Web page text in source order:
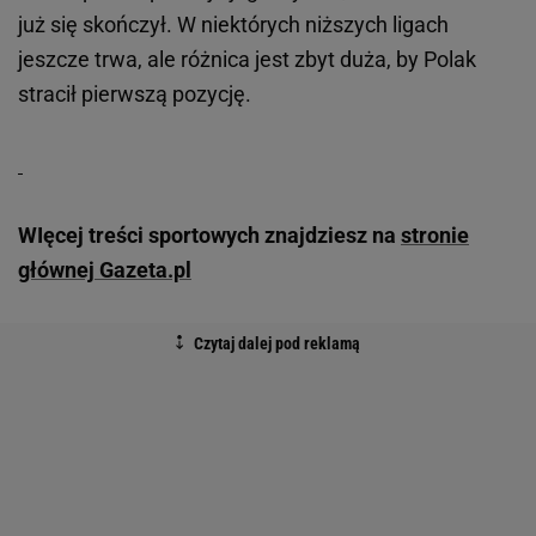
już się skończył. W niektórych niższych ligach
jeszcze trwa, ale różnica jest zbyt duża, by Polak
stracił pierwszą pozycję.
WIęcej treści sportowych znajdziesz na stronie
głównej Gazeta.pl